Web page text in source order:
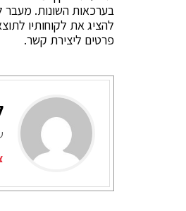
בערכאות השונות.
להציג את לקוחותיו
פרטים ליצירת קשר.